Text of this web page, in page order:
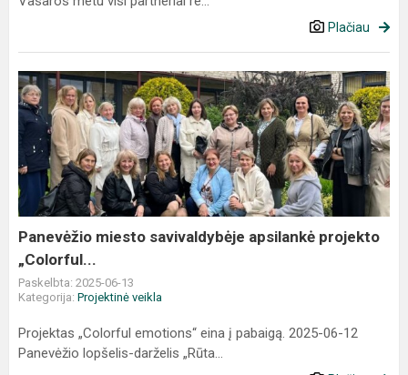
Plačiau
Panevėžio
miesto
savivaldybėje
apsilankė
projekto
„Colorful...
Panevėžio miesto savivaldybėje apsilankė projekto
„Colorful...
Paskelbta: 2025-06-13
Kategorija: Projektinė veikla
Projektas „Colorful emotions“ eina į pabaigą. 2025-06-12
Panevėžio lopšelis-darželis „Rūta...